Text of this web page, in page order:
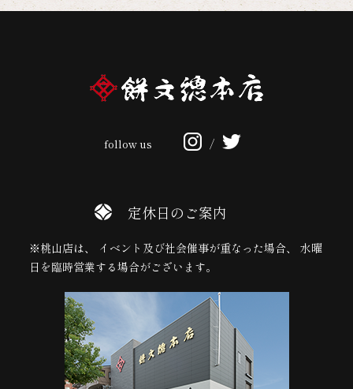
follow us /
定休日のご案内
※桃山店は、 イベント及び社会催事が重なった場合、 水曜
日を臨時営業する場合がございます。